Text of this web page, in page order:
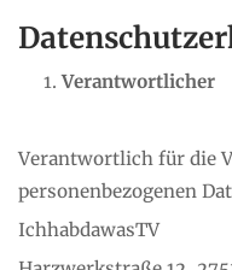
Verantwortlicher
Verantwortlich für die
personenbezogenen
IchhabdawasTV